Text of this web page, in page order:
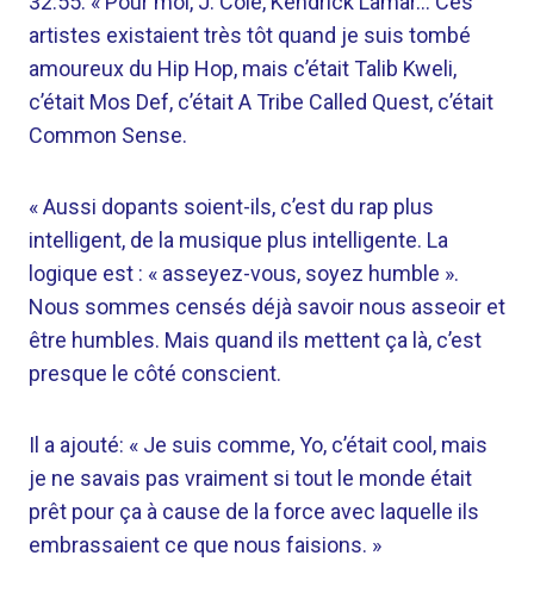
artistes existaient très tôt quand je suis tombé
amoureux du Hip Hop, mais c’était Talib Kweli,
c’était Mos Def, c’était A Tribe Called Quest, c’était
Common Sense.
« Aussi dopants soient-ils, c’est du rap plus
intelligent, de la musique plus intelligente. La
logique est : « asseyez-vous, soyez humble ».
Nous sommes censés déjà savoir nous asseoir et
être humbles. Mais quand ils mettent ça là, c’est
presque le côté conscient.
Il a ajouté: « Je suis comme, Yo, c’était cool, mais
je ne savais pas vraiment si tout le monde était
prêt pour ça à cause de la force avec laquelle ils
embrassaient ce que nous faisions. »